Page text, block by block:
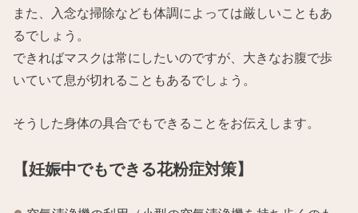
また、入念な掃除なども体調によっては厳しいこともあ
るでしょう。
できればマスクは常にしたいのですが、大きなお腹で歩
いていて息が切れることもあるでしょう。
そうした身体の具合でもできることをお伝えします。
【妊娠中でもできる花粉症対策】